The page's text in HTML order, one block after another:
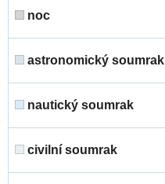
noc
astronomický soumrak
nautický soumrak
civilní soumrak